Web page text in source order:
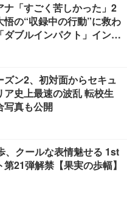
ナ「すごく苦しかった」2
の“収録中の行動”に救わ
ブルインパクト」インタ
ズン2、初対面からセキュ
ア史上最速の波乱 転校生
写真も公開
、クールな表情魅せる 1st
21弾解禁【果実の歩幅】